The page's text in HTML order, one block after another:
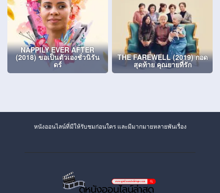
NAPPILY EVER AFTER
(2018) ขอเป็นตัวเองชั่วนิรัน
ดร์
THE FAREWELL (2019) กอด
สุดท้าย คุณยายที่รัก
หนังออนไลน์ที่มีให้รับชมก่อนใคร และมีมากมายหลายพันเรื่อง